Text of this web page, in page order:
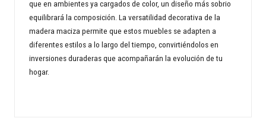
que en ambientes ya cargados de color, un diseño más sobrio
equilibrará la composición. La versatilidad decorativa de la
madera maciza permite que estos muebles se adapten a
diferentes estilos a lo largo del tiempo, convirtiéndolos en
inversiones duraderas que acompañarán la evolución de tu
hogar.